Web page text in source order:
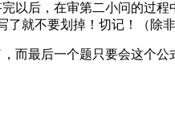
以后，在审第二小问的过
了就不要划掉！切记！（除非
而最后一个题只要会这个